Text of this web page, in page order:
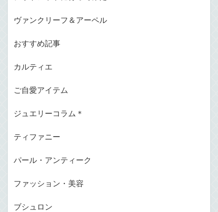
ヴァンクリーフ＆アーペル
おすすめ記事
カルティエ
ご自愛アイテム
ジュエリーコラム＊
ティファニー
パール・アンティーク
ファッション・美容
ブシュロン